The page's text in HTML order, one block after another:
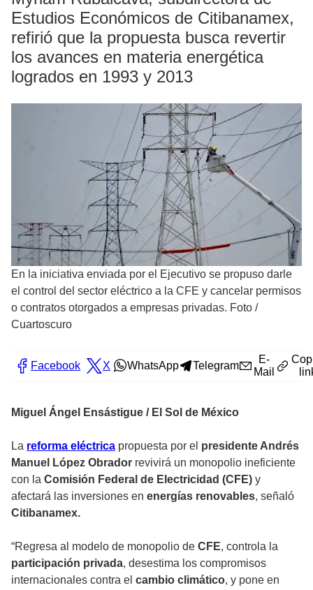
Estudios Económicos de Citibanamex,
refirió que la propuesta busca revertir
los avances en materia energética
logrados en 1993 y 2013
En la iniciativa enviada por el Ejecutivo se propuso darle
el control del sector eléctrico a la CFE y cancelar permisos
o contratos otorgados a empresas privadas. Foto /
Cuartoscuro
Facebook X WhatsApp Telegram
E-
Mail
Miguel Ángel Ensástigue / El Sol de México
La reforma eléctrica propuesta por el presidente Andrés
Manuel López Obrador revivirá un monopolio ineficiente
con la Comisión Federal de Electricidad (CFE) y
afectará las inversiones en energías renovables, señaló
Citibanamex.
“Regresa al modelo de monopolio de CFE, controla la
participación privada, desestima los compromisos
internacionales contra el cambio climático, y pone en